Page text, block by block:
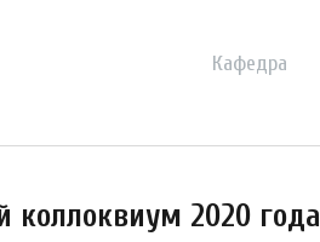
Кафедра
коллоквиум 2020 года